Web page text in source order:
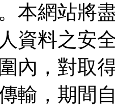
本網站將
資料之安
內，對取
輸，期間